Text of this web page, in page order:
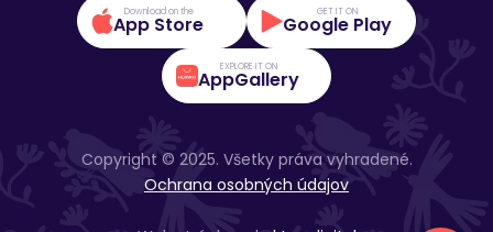
Download on the
App Store
GET IT ON
Google Play
EXPLORE IT ON
AppGallery
Copyright © 2025. Všetky práva vyhradené.
Ochrana osobných údajov